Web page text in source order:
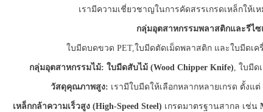
เรามีความเชี่ยวชาญในการคัดสรรเกรดเหล็กให้
กลุ่มอุตสาหกรรมพลาสติกและรีไซ
ใบมีดบดขวด PET,ใบมีดตัดเม็ดพลาสติก และใบมีดเ
กลุ่มอุตสาหกรรมไม้: ใบมีดสับไม้ (Wood Chipper Knife), ใบมีด
วัสดุคุณภาพสูง: เรามีใบมีดให้เลือกหลากหลายเกรด ตั้งแต่
เหล็กกล้าความเร็วสูง (High-Speed Steel) เกรดมาตรฐานสากล เช่น